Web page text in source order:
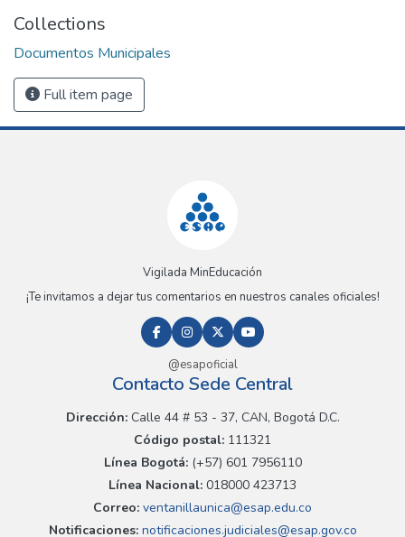
Collections
Documentos Municipales
Full item page
Vigilada MinEducación
¡Te invitamos a dejar tus comentarios en nuestros canales oficiales!
@esapoficial
Contacto Sede Central
Dirección:Calle 44 # 53 - 37, CAN, Bogotá D.C.
Código postal: 111321
Línea Bogotá:(+57) 601 7956110
Línea Nacional: 018000 423713
Correo: ventanillaunica@esap.edu.co
Notificaciones:notificaciones.judiciales@esap.gov.co